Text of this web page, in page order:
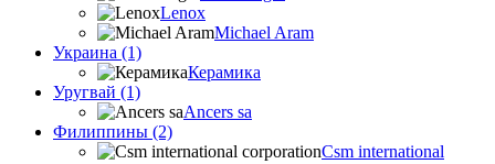
Lenox
Michael Aram
Украина (1)
Керамика
Уругвай (1)
Ancers sa
Филиппины (2)
Csm international